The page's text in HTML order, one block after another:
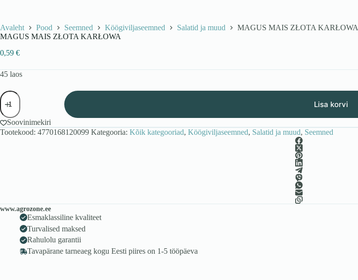
Avaleht Pood Seemned Köögiviljaseemned Salatid ja muud
MAGUS MAIS ZŁOTA KARŁOWA
MAGUS MAIS ZŁOTA KARŁOWA
0,59 €
45 laos
MAGUS
MAIS
ZŁOTA
KARŁOWA
kogus
Lisa korvi
Soovinimekiri
Tootekood: 4770168120099 Kategooria: Kõik kategooriad, Köögiviljaseemned, Salatid ja muud, Seemned
www.agrozone.ee
Esmaklassiline kvaliteet
Turvalised maksed
Rahulolu garantii
Tavapärane tarneaeg kogu Eesti piires on 1-5 tööpäeva